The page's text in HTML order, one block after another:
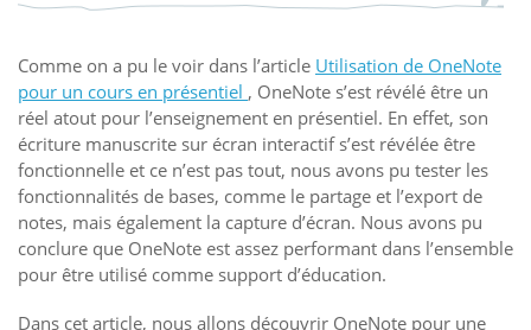
Comme on a pu le voir dans l’article Utilisation de OneNote
pour un cours en présentiel , OneNote s’est révélé être un
réel atout pour l’enseignement en présentiel. En effet, son
écriture manuscrite sur écran interactif s’est révélée être
fonctionnelle et ce n’est pas tout, nous avons pu tester les
fonctionnalités de bases, comme le partage et l’export de
notes, mais également la capture d’écran. Nous avons pu
conclure que OneNote est assez performant dans l’ensemble
pour être utilisé comme support d’éducation.
Dans cet article, nous allons découvrir OneNote pour une